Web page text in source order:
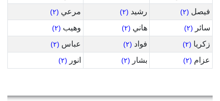
فيصل (٢) رشيد (٢) مرعي (٢)
سائر (٢) هاني (٢) وهيب (٢)
زكريا (٢) فواد (٢) عباس (٢)
عزام (٢) بشار (٢) انور (٢)